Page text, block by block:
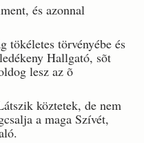
és azonnal
tökéletes törvényébe és
Hallgató, sõt
lesz az õ
köztetek, de nem
a maga Szívét,